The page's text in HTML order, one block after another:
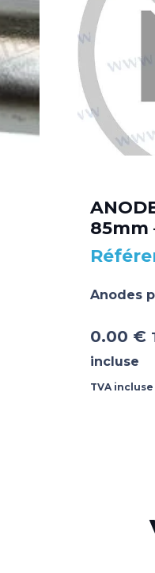
85mm
Anodes
0.00 €
incluse
TVA incluse